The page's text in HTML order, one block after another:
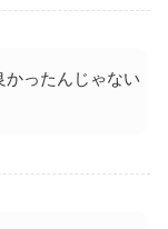
かったんじゃない